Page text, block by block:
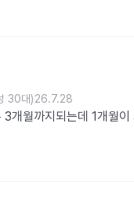
30대)26.7.28
개월까지되는데 1개월이